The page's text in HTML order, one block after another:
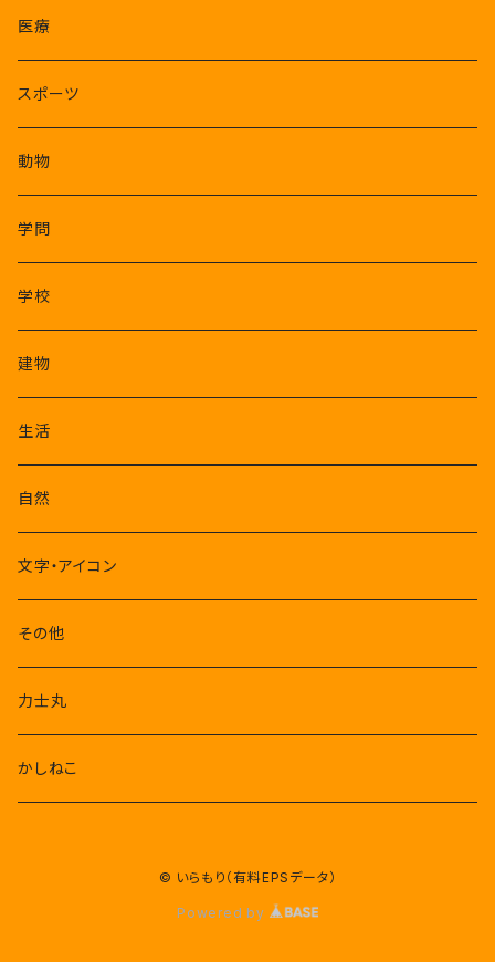
医療
スポーツ
動物
学問
学校
建物
生活
自然
文字・アイコン
その他
力士丸
かしねこ
© いらもり（有料EPSデータ）
Powered by